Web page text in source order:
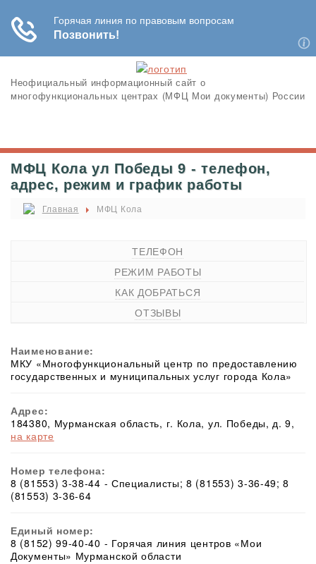
Неофициальный информационный сайт о
многофункциональных центрах (МФЦ Мои документы) России
МФЦ Кола ул Победы 9 - телефон,
адрес, режим и график работы
Главная МФЦ Кола
ТЕЛЕФОН
РЕЖИМ РАБОТЫ
КАК ДОБРАТЬСЯ
ОТЗЫВЫ
Наименование:
МКУ «Многофункциональный центр по предоставлению
государственных и муниципальных услуг города Кола»
Адрес:
184380, Мурманская область, г. Кола, ул. Победы, д. 9,
на карте
Номер телефона:
8 (81553) 3-38-44 - Специалисты; 8 (81553) 3-36-49; 8
(81553) 3-36-64
Единый номер:
8 (8152) 99-40-40 - Горячая линия центров «Мои
Документы» Мурманской области